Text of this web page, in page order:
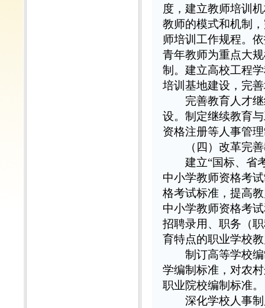
度，建立教师培训
教师的模式和机制
师培训工作规程。
青年教师为重点大
制。建立高校工程
培训基地建设，完
完善教育人才继
设。制定继续教育
资格注册等人事管
（四）改革完
建立“国标、省考
中小学教师资格考
格考试标准，提高
中小学教师资格考
招聘录用、职务（
育特点的职业学校
制订高等学校编
学编制标准，对农
职业院校编制标准。
深化学校人事制